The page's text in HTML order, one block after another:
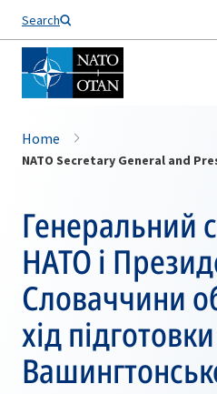
Search
Home
Генеральний
НАТО і
Словаччини
хід